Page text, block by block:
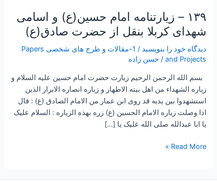
۱۳۹ – زیارتنامه امام حسین(ع) و اسامی
شهدای کربلا بنقل از حضرت صادق(ع)
دیدگاه‌ خود را بنویسید /
1-مقالات و طرح های شخصی Papers
and Projects
/حسن زاده
بسم الله الرحمن الرحیم زیارت حضرت امام حسین علیه السلام و
زیاره الشهداء من اهل بیته الاطهار و زیاره انصاره الابرار الذین
استشهدوا بین یدیه قد روی ابن عمار من الامام الصادق (ع) : قال
اذا وصلت زیاره الامام الحسین (ع) زره بهذه الزیاره : السلام علیک
یا ابا عبدالله صلی الله علیک یا […]
۱۳۹
زیارتنامه
امام
حسین(ع)
اسامی
شهدای
کربلا
بنقل
حضرت
Read More »